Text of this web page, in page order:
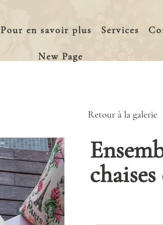
Pour en savoir plus Services
New Page
Retour à la galerie